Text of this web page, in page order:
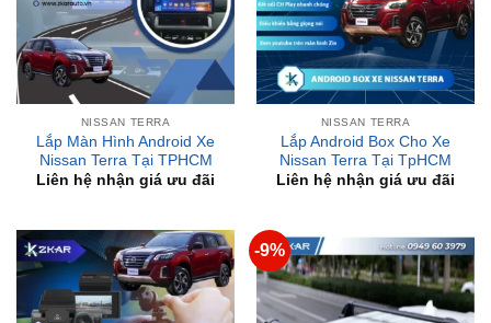
NISSAN TERRA
Lắp Màn Hình Android Xe
Nissan Terra Tại TPHCM
Liên hệ nhận giá ưu đãi
NISSAN TERRA
Lắp Android Box Cho Xe
Nissan Terra Tại TpHCM
Liên hệ nhận giá ưu đãi